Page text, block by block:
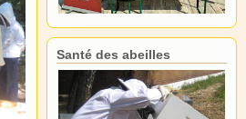
Santé des abeilles